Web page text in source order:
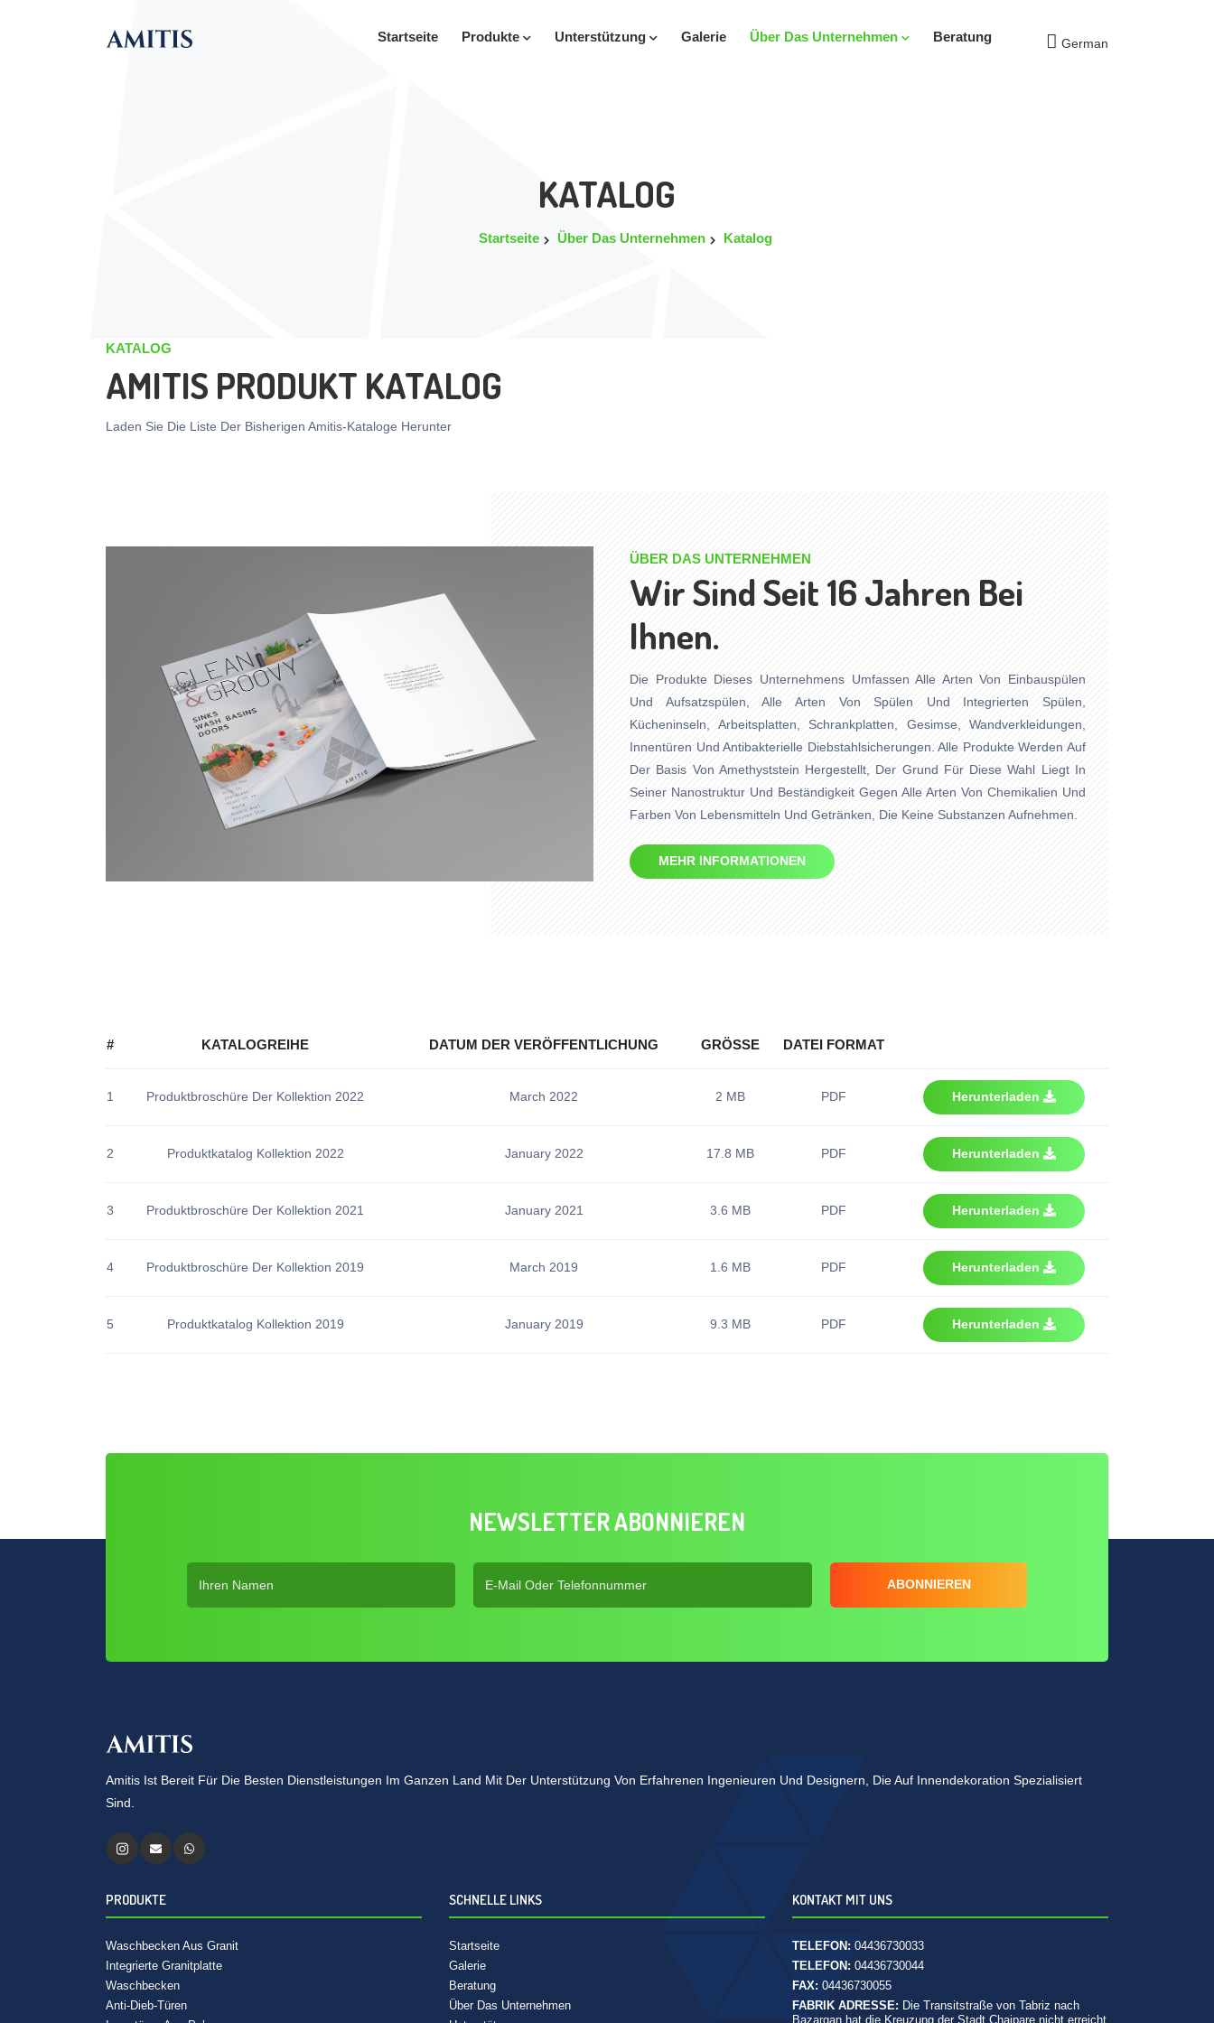
Startseite Produkte Unterstützung Galerie Über Das Unternehmen Beratung German
KATALOG
Startseite Über Das Unternehmen Katalog
KATALOG
AMITIS PRODUKT KATALOG
Laden Sie Die Liste Der Bisherigen Amitis-Kataloge Herunter
ÜBER DAS UNTERNEHMEN
Wir Sind Seit 16 Jahren Bei
Ihnen.
Die Produkte Dieses Unternehmens Umfassen Alle Arten Von Einbauspülen
Und Aufsatzspülen, Alle Arten Von Spülen Und Integrierten Spülen,
Kücheninseln, Arbeitsplatten, Schrankplatten, Gesimse, Wandverkleidungen,
Innentüren Und Antibakterielle Diebstahlsicherungen. Alle Produkte Werden Auf
Der Basis Von Amethyststein Hergestellt, Der Grund Für Diese Wahl Liegt In
Seiner Nanostruktur Und Beständigkeit Gegen Alle Arten Von Chemikalien Und
Farben Von Lebensmitteln Und Getränken, Die Keine Substanzen Aufnehmen.
MEHR INFORMATIONEN
# KATALOGREIHE DATUM DER VERÖFFENTLICHUNG GRÖSSE DATEI FORMAT
1 Produktbroschüre Der Kollektion 2022 March 2022 2 MB PDF Herunterladen
2 Produktkatalog Kollektion 2022 January 2022 17.8 MB PDF Herunterladen
3 Produktbroschüre Der Kollektion 2021 January 2021 3.6 MB PDF Herunterladen
4 Produktbroschüre Der Kollektion 2019 March 2019 1.6 MB PDF Herunterladen
5 Produktkatalog Kollektion 2019 January 2019 9.3 MB PDF Herunterladen
NEWSLETTER ABONNIEREN
ABONNIEREN
Amitis Ist Bereit Für Die Besten Dienstleistungen Im Ganzen Land Mit Der Unterstützung Von Erfahrenen Ingenieuren Und Designern, Die Auf Innendekoration Spezialisiert
Sind.
PRODUKTE
Waschbecken Aus Granit
Integrierte Granitplatte
Waschbecken
Anti-Dieb-Türen
SCHNELLE LINKS
Startseite
Galerie
Beratung
Über Das Unternehmen
KONTAKT MIT UNS
TELEFON: 04436730033
TELEFON: 04436730044
FAX: 04436730055
FABRIK ADRESSE: Die Transitstraße von Tabriz nach
Bazargan hat die Kreuzung der Stadt Chaipare nicht erreicht